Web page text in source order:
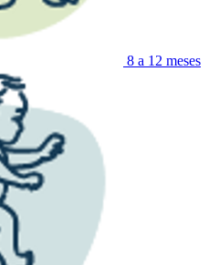
8 a 12 meses